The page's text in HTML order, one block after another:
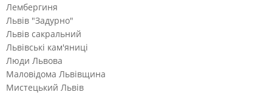
Лембергиня
Львів "Задурно"
Львів сакральний
Львівські кам'яниці
Люди Львова
Маловідома Львівщина
Мистецький Львів